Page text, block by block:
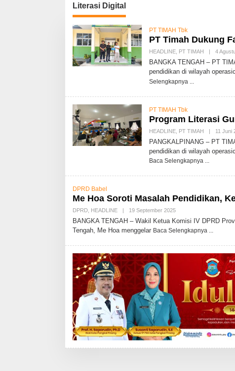
Literasi Digital
PT TIMAH Tbk
PT Timah Dukung
HEADLINE PT TIMAH | 4
BANGKA TENGAH – PT
pendidikan di wilayah
Selengkapnya
PT TIMAH Tbk
Program Literasi
HEADLINE PT TIMAH | 11 Juni
PANGKALPINANG – PT
pendidikan di wilayah
Baca Selengkapnya
DPRD Babel
Me Hoa Soroti Masalah Pendidikan,
DPRD HEADLINE | 19 September 2025
E
H
D
BANGKA TENGAH – Wakil Ketua Komisi IV DPRD
Tengah, Me Hoa menggelar Baca Selengkapnya